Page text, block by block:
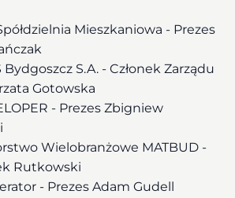
Mieszkaniowa - Prezes
Bydgoszcz S.A. - Członek Zarządu
Gotowska
- Prezes Zbigniew
Wielobranżowe MATBUD -
Rutkowski
- Prezes Adam Gudell